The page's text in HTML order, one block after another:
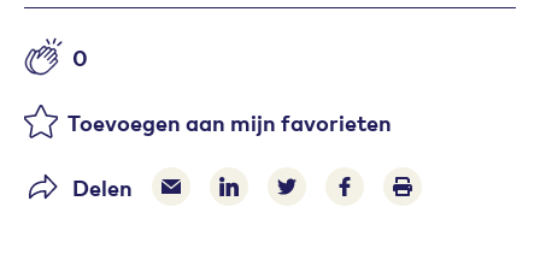
Aantal likes
0
Toevoegen aan mijn favorieten
Delen Delen via e-mail
Delen via LinkedIn
Deel op Twitter
Deel op Facebook
Print pagina